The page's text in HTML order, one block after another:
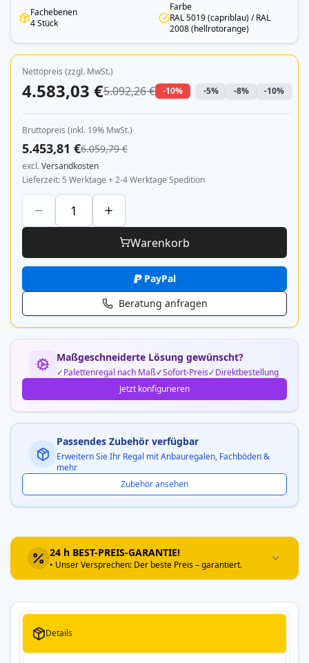
Fachebenen
4 Stück
Farbe
RAL 5019 (capriblau) / RAL
2008 (hellrotorange)
Nettopreis (zzgl. MwSt.)
4.583,03 €5.092,26 € -10% -5% -8% -10%
Bruttopreis (inkl. 19% MwSt.)
5.453,81 €6.059,79 €
excl.Versandkosten
Lieferzeit 5 Werktage + 2-4 Werktage Spedition
Warenkorb
PayPal
Beratung anfragen
Maßgeschneiderte Lösung gewünscht?
Palettenregal nach Maß Sofort-Preis
Direktbestellung
Jetzt konfigurieren
Passendes Zubehör verfügbar
Erweitern Sie Ihr Regal mit Anbauregalen, Fachböden &
mehr
Zubehör ansehen
24 h BEST-PREIS-GARANTIE!
• Unser Versprechen: Der beste Preis – garantiert.
Details